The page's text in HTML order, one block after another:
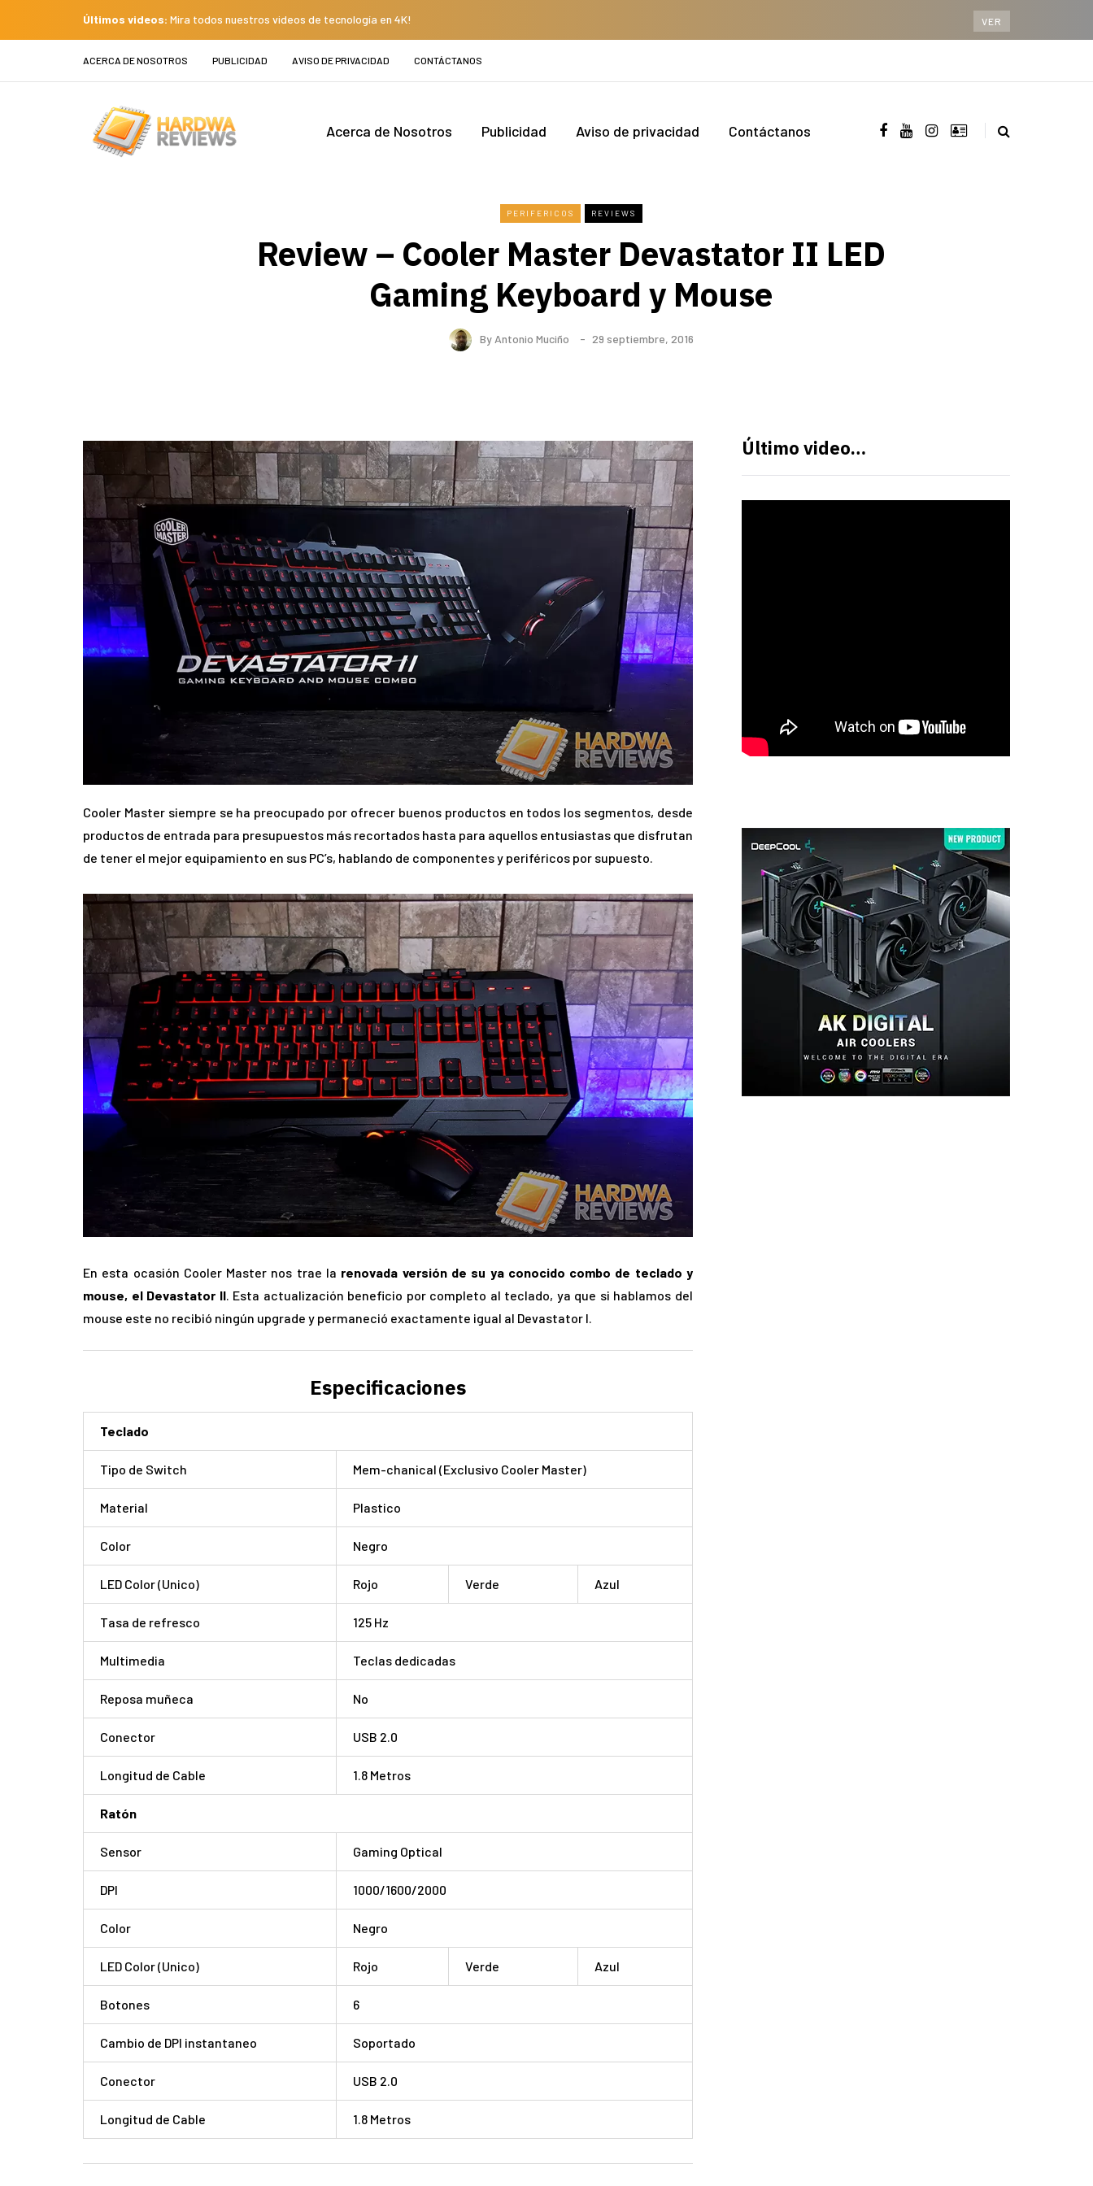
Últimos videos: Mira todos nuestros videos de tecnología en 4K! VER
ACERCA DE NOSOTROS PUBLICIDAD AVISO DE PRIVACIDAD CONTÁCTANOS
Acerca de Nosotros Publicidad Aviso de privacidad Contáctanos
PERIFERICOS REVIEWS
Review – Cooler Master Devastator II LED
Gaming Keyboard y Mouse
By Antonio Muciño 29 septiembre, 2016
Cooler Master siempre se ha preocupado por ofrecer buenos productos en todos los segmentos, desde
productos de entrada para presupuestos más recortados hasta para aquellos entusiastas que disfrutan
de tener el mejor equipamiento en sus PC’s, hablando de componentes y periféricos por supuesto.
En esta ocasión Cooler Master nos trae la renovada versión de su ya conocido combo de teclado y
mouse, el Devastator II. Esta actualización beneficio por completo al teclado, ya que si hablamos del
mouse este no recibió ningún upgrade y permaneció exactamente igual al Devastator I.
Especificaciones
Teclado
Tipo de Switch Mem-chanical (Exclusivo Cooler Master)
Material Plastico
Color Negro
LED Color (Unico) Rojo Verde Azul
Tasa de refresco 125 Hz
Multimedia Teclas dedicadas
Reposa muñeca No
Conector USB 2.0
Longitud de Cable 1.8 Metros
Ratón
Sensor Gaming Optical
DPI 1000/1600/2000
Color Negro
LED Color (Unico) Rojo Verde Azul
Botones 6
Cambio de DPI instantaneo Soportado
Conector USB 2.0
Longitud de Cable 1.8 Metros
Último video…